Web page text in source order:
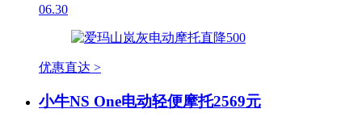
06.30
优惠直达 >
小牛NS One电动轻便摩托2569元